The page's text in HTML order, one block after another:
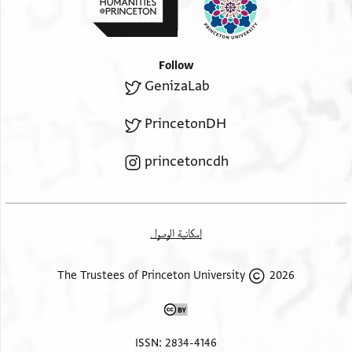
לבנ . . . ל . . הדא קולה פי משבות עדה וכאן סבב
דעואה דלך פי אנה מצא אלי ענד אלשיך אבו אלפצל
פקיל לה אדכר אנהא לא בנתך והדא אלקול אחכאה
//אלמעלם// ללחבר
אקרארה בהא פי מא תקדם ואעלם סידנא פי קצייה אל
אכתה
מצי אליה [ . . . . . . ] מן ערפני מא לא יחסן בי אעידה
ושלום
פתרכת אכוך אמא סמעת כלאם אלחבר אבו סהל
Follow
GenizaLab
PrincetonDH
princetoncdh
إمكانية الوصول
2026 The Trustees of Princeton University
ISSN: 2834-4146